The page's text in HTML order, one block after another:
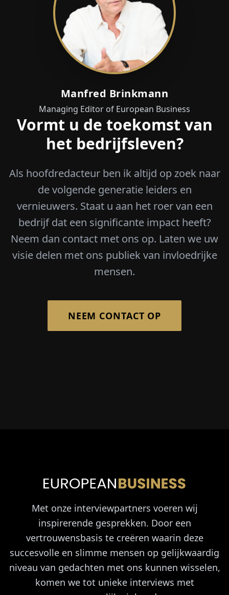
Manfred Brinkmann
Managing Editor of European Business
Vormt u de toekomst van
het bedrijfsleven?
Als hoofdredacteur ben ik altijd op zoek naar
de volgende generatie leiders en
vernieuwers. Staat u aan het roer van een
bedrijf dat een significante impact heeft?
Neem dan contact met ons op. Laten we uw
visie delen met ons publiek van invloedrijke
mensen.
NEEM CONTACT OP
Met onze interviewpartners voeren wij
inspirerende gesprekken. Door een
vertrouwensbasis te creëren waarin deze
succesvolle en slimme mensen op gelijkwaardig
niveau van gedachten met ons kunnen wisselen,
komen we tot unieke interviews met